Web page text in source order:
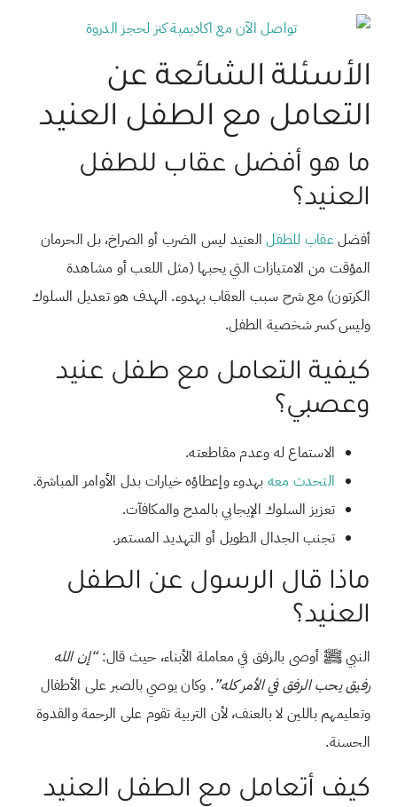
الأسئلة الشائعة عن
التعامل مع الطفل العنيد
ما هو أفضل عقاب للطفل
العنيد؟
أفضلعقاب للطفلالعنيد ليس الضرب أو الصراخ، بل الحرمان
المؤقت من الامتيازات التي يحبها (مثل اللعب أو مشاهدة
الكرتون) مع شرح سبب العقاب بهدوء. الهدف هو تعديل السلوك
وليس كسر شخصية الطفل.
كيفية التعامل مع طفل عنيد
وعصبي؟
الاستماع له وعدم مقاطعته.
التحدث معه بهدوء وإعطاؤه خيارات بدل الأوامر المباشرة.
تعزيز السلوك الإيجابي بالمدح والمكافآت.
تجنب الجدال الطويل أو التهديد المستمر.
ماذا قال الرسول عن الطفل
العنيد؟
النبي ﷺ أوصى بالرفق في معاملة الأبناء، حيث قال:“إن الله
رفيق يحب الرفق في الأمر كله”. وكان يوصي بالصبر على الأطفال
وتعليمهم باللين لا بالعنف، لأن التربية تقوم على الرحمة والقدوة
الحسنة.
كيف أتعامل مع الطفل العنيد